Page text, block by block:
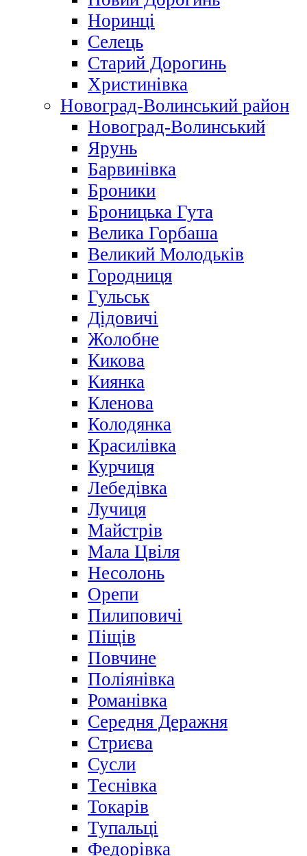
Норинці
Селець
Старий Дорогинь
Христинівка
Новоград-Волинський район
Новоград-Волинський
Ярунь
Барвинівка
Броники
Броницька Гута
Велика Горбаша
Великий Молодьків
Городниця
Гульськ
Дідовичі
Жолобне
Кикова
Киянка
Кленова
Колодянка
Красилівка
Курчиця
Лебедівка
Лучиця
Майстрів
Мала Цвіля
Несолонь
Орепи
Пилиповичі
Піщів
Повчине
Поліянівка
Романівка
Середня Деражня
Стриєва
Сусли
Теснівка
Токарів
Тупальці
Федорівка